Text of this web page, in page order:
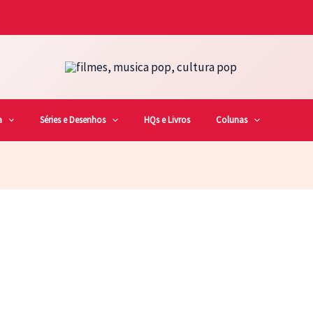
Séries e Desenhos HQs e Livros Colunas